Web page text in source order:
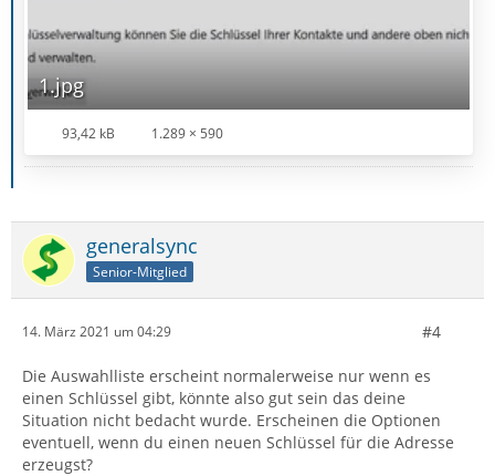
1.jpg
93,42 kB 1.289 × 590
generalsync
Senior-Mitglied
14. März 2021 um 04:29 #4
Die Auswahlliste erscheint normalerweise nur wenn es
einen Schlüssel gibt, könnte also gut sein das deine
Situation nicht bedacht wurde. Erscheinen die Optionen
eventuell, wenn du einen neuen Schlüssel für die Adresse
erzeugst?